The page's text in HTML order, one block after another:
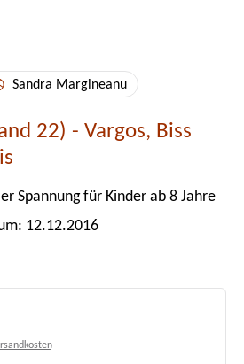
Sandra Margineanu
22) - Vargos, Biss
Spannung für Kinder ab 8 Jahre
12.12.2016